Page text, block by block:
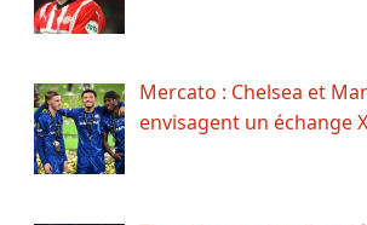
Mercato : Chelsea et
envisagent un échange